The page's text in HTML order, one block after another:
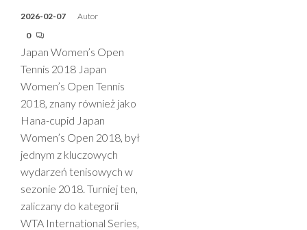
2026-02-07
Autor
0
Japan Women’s Open
Tennis 2018 Japan
Women’s Open Tennis
2018, znany również jako
Hana-cupid Japan
Women’s Open 2018, był
jednym z kluczowych
wydarzeń tenisowych w
sezonie 2018. Turniej ten,
zaliczany do kategorii
WTA International Series,